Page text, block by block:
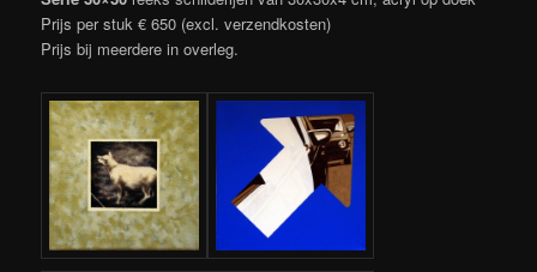
Prijs per stuk € 650 (excl. verzendkosten)
Prijs bij meerdere in overleg.